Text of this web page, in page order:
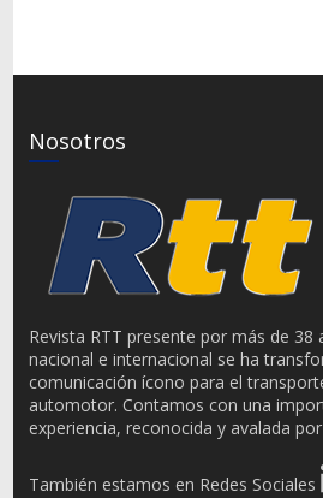
Nosotros
Revista RTT presente por más de 38
nacional e internacional se ha
comunicación ícono para el
automotor. Contamos con una
experiencia, reconocida y avalada
También estamos en Redes Sociales